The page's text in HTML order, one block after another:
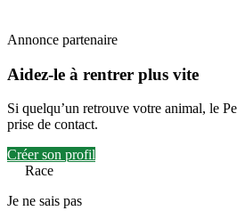
Annonce partenaire
Aidez-le à rentrer plus vite
Si quelqu’un retrouve votre animal, le
prise de contact.
Créer son profil
Race
Je ne sais pas